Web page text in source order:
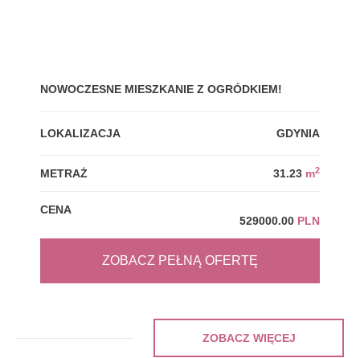
NOWOCZESNE MIESZKANIE Z OGRÓDKIEM!
LOKALIZACJA GDYNIA
METRAŻ 31.23 m2
CENA
529000.00 PLN
ZOBACZ PEŁNĄ OFERTĘ
ZOBACZ WIĘCEJ